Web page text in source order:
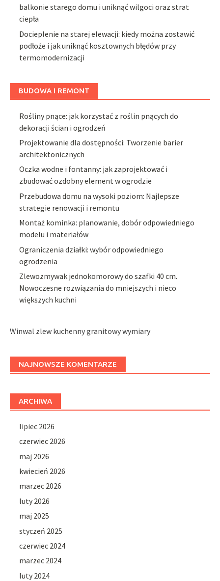
balkonie starego domu i uniknąć wilgoci oraz strat
ciepła
Docieplenie na starej elewacji: kiedy można zostawić
podłoże i jak uniknąć kosztownych błędów przy
termomodernizacji
BUDOWA I REMONT
Rośliny pnące: jak korzystać z roślin pnących do
dekoracji ścian i ogrodzeń
Projektowanie dla dostępności: Tworzenie barier
architektonicznych
Oczka wodne i fontanny: jak zaprojektować i
zbudować ozdobny element w ogrodzie
Przebudowa domu na wysoki poziom: Najlepsze
strategie renowacji i remontu
Montaż kominka: planowanie, dobór odpowiedniego
modelu i materiałów
Ograniczenia działki: wybór odpowiedniego
ogrodzenia
Zlewozmywak jednokomorowy do szafki 40 cm.
Nowoczesne rozwiązania do mniejszych i nieco
większych kuchni
Winwal zlew kuchenny granitowy wymiary
NAJNOWSZE KOMENTARZE
ARCHIWA
lipiec 2026
czerwiec 2026
maj 2026
kwiecień 2026
marzec 2026
luty 2026
maj 2025
styczeń 2025
czerwiec 2024
marzec 2024
luty 2024